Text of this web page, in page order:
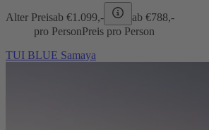
Alter Preisab €1.099,- ab €788,-
pro PersonPreis pro Person
TUI BLUE Samaya